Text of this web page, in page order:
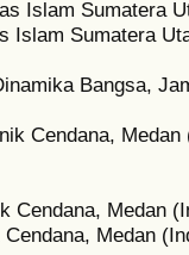
Islam Sumatera
Islam Sumatera
Bangsa,
Cendana, Medan
Cendana, Medan
Medan